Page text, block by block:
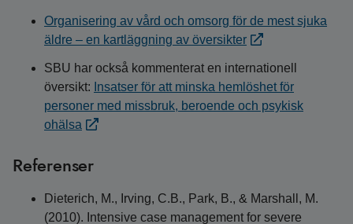
Organisering av vård och omsorg för de mest sjuka
äldre – en kartläggning av översikter
SBU har också kommenterat en internationell
översikt: Insatser för att minska hemlöshet för
personer med missbruk, beroende och psykisk
ohälsa
Referenser
Dieterich, M., Irving, C.B., Park, B., & Marshall, M.
(2010). Intensive case management for severe